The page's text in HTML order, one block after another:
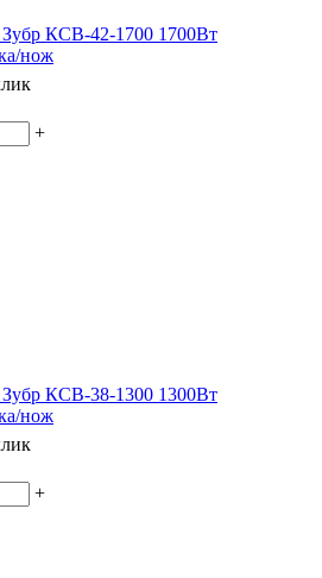
КСВ-42-1700 1700Вт
нож
+
КСВ-38-1300 1300Вт
нож
+